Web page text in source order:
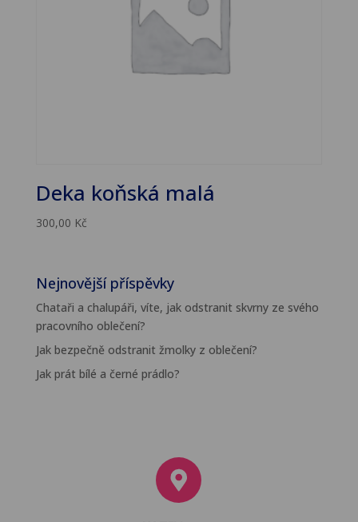
Deka koňská malá
300,00 Kč
Nejnovější příspěvky
Chataři a chalupáři, víte, jak odstranit skvrny ze svého
pracovního oblečení?
Jak bezpečně odstranit žmolky z oblečení?
Jak prát bílé a černé prádlo?